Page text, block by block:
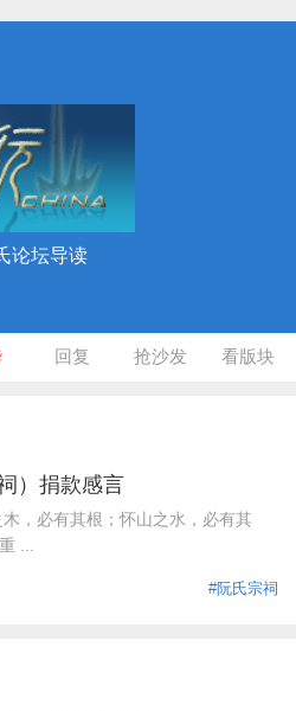
论坛导读
回复 抢沙发 看版块
）捐款感言
，必有其根；怀山之水，必有其
...
#阮氏宗祠